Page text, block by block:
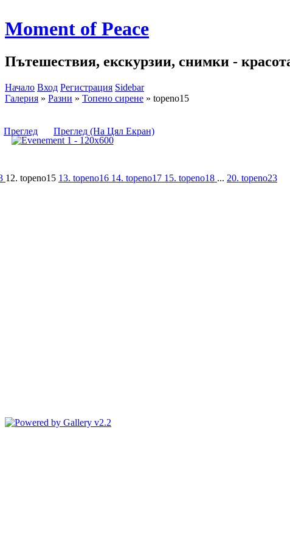
Moment of Peace
Пътешествия, екскурзии, снимки -
Начало Вход Регистрация Sidebar
Галерия » Разни » Топено сирене » topeno15
Преглед Преглед (На Цял Екран)
12. topeno15 13. topeno16 14. topeno17 15. topeno18 ... 20. topeno23